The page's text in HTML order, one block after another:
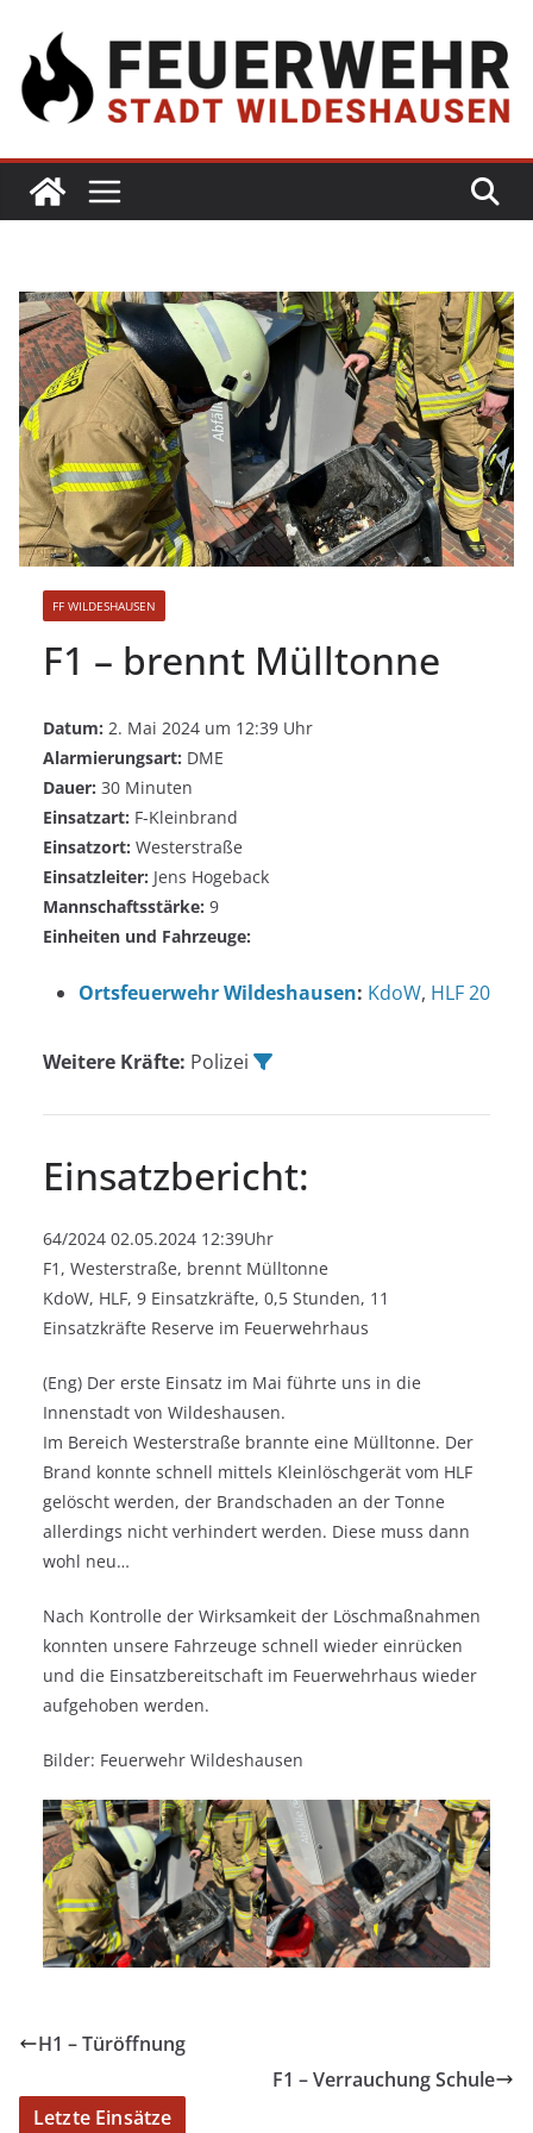
FF WILDESHAUSEN
F1 – brennt Mülltonne
Datum: 2. Mai 2024 um 12:39 Uhr
Alarmierungsart: DME
Dauer: 30 Minuten
Einsatzart: F-Kleinbrand
Einsatzort: Westerstraße
Einsatzleiter: Jens Hogeback
Mannschaftsstärke: 9
Einheiten und Fahrzeuge:
Ortsfeuerwehr Wildeshausen: KdoW, HLF 20
Weitere Kräfte: Polizei
Einsatzbericht:
64/2024 02.05.2024 12:39Uhr
F1, Westerstraße, brennt Mülltonne
KdoW, HLF, 9 Einsatzkräfte, 0,5 Stunden, 11
Einsatzkräfte Reserve im Feuerwehrhaus
(Eng) Der erste Einsatz im Mai führte uns in die
Innenstadt von Wildeshausen.
Im Bereich Westerstraße brannte eine Mülltonne. Der
Brand konnte schnell mittels Kleinlöschgerät vom HLF
gelöscht werden, der Brandschaden an der Tonne
allerdings nicht verhindert werden. Diese muss dann
wohl neu…
Nach Kontrolle der Wirksamkeit der Löschmaßnahmen
konnten unsere Fahrzeuge schnell wieder einrücken
und die Einsatzbereitschaft im Feuerwehrhaus wieder
aufgehoben werden.
Bilder: Feuerwehr Wildeshausen
H1 – Türöffnung
F1 – Verrauchung Schule
Letzte Einsätze